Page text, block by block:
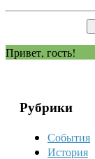
Привет, гость!
Рубрики
События
История